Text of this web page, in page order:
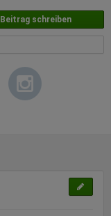
Beitrag schreiben